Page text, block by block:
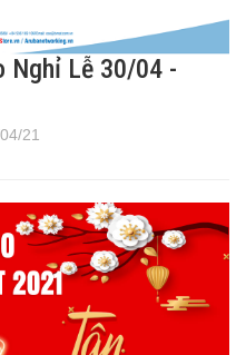
Nghỉ Lễ 30/04 -
21